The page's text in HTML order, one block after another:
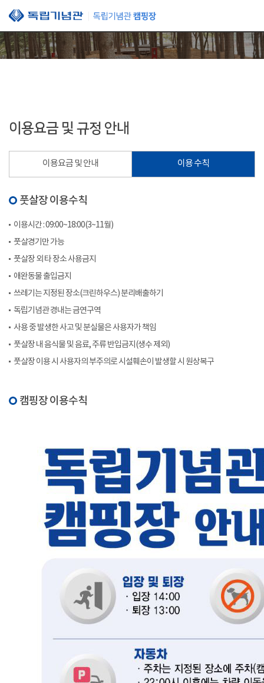
본문 바로가기
이용요금 및 규정 안내
이용요금 및 안내 이용 수칙
풋살장 이용수칙
이용시간 : 09:00~18:00(3~11월)
풋살경기만 가능
풋살장 외 타 장소 사용금지
애완동물 출입금지
쓰레기는 지정된 장소(크린하우스) 분리배출하기
독립기념관 경내는 금연구역
사용 중 발생한 사고 및 분실물은 사용자가 책임
풋살장 내 음식물 및 음료, 주류 반입금지(생수 제외)
풋살장 이용 시 사용자의 부주의로 시설훼손이 발생할 시 원상복구
캠핑장 이용수칙